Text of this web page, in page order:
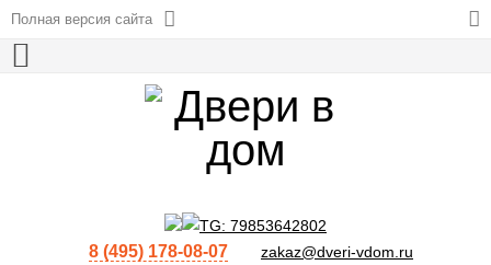
Полная версия сайта
8 (495) 178-08-07 zakaz@dveri-vdom.ru